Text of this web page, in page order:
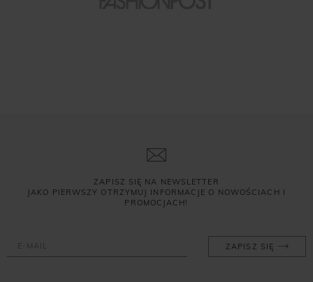
ZAPISZ SIĘ NA NEWSLETTER
JAKO PIERWSZY OTRZYMUJ INFORMACJE O NOWOŚCIACH I
PROMOCJACH!
ZAPISZ SIĘ